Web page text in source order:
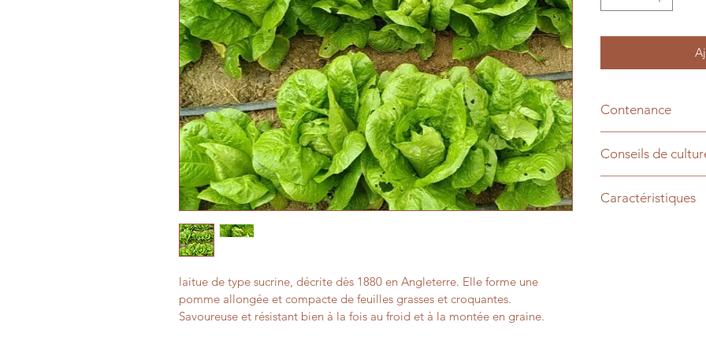
laitue de type sucrine, décrite dès 1880 en Angleterre. Elle forme une
pomme allongée et compacte de feuilles grasses et croquantes.
Savoureuse et résistant bien à la fois au froid et à la montée en graine.
Contenance
Conseils de
Caractéristiques